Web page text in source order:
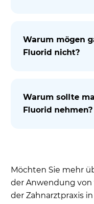
Warum mögen
Fluorid nicht?
Warum sollte
Fluorid nehmen?
Möchten Sie mehr
der Anwendung
der Zahnarztpraxis